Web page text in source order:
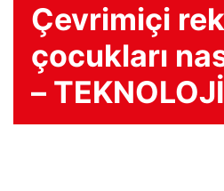
Çevrimiçi
çocukları
– TEKNOLOJİ